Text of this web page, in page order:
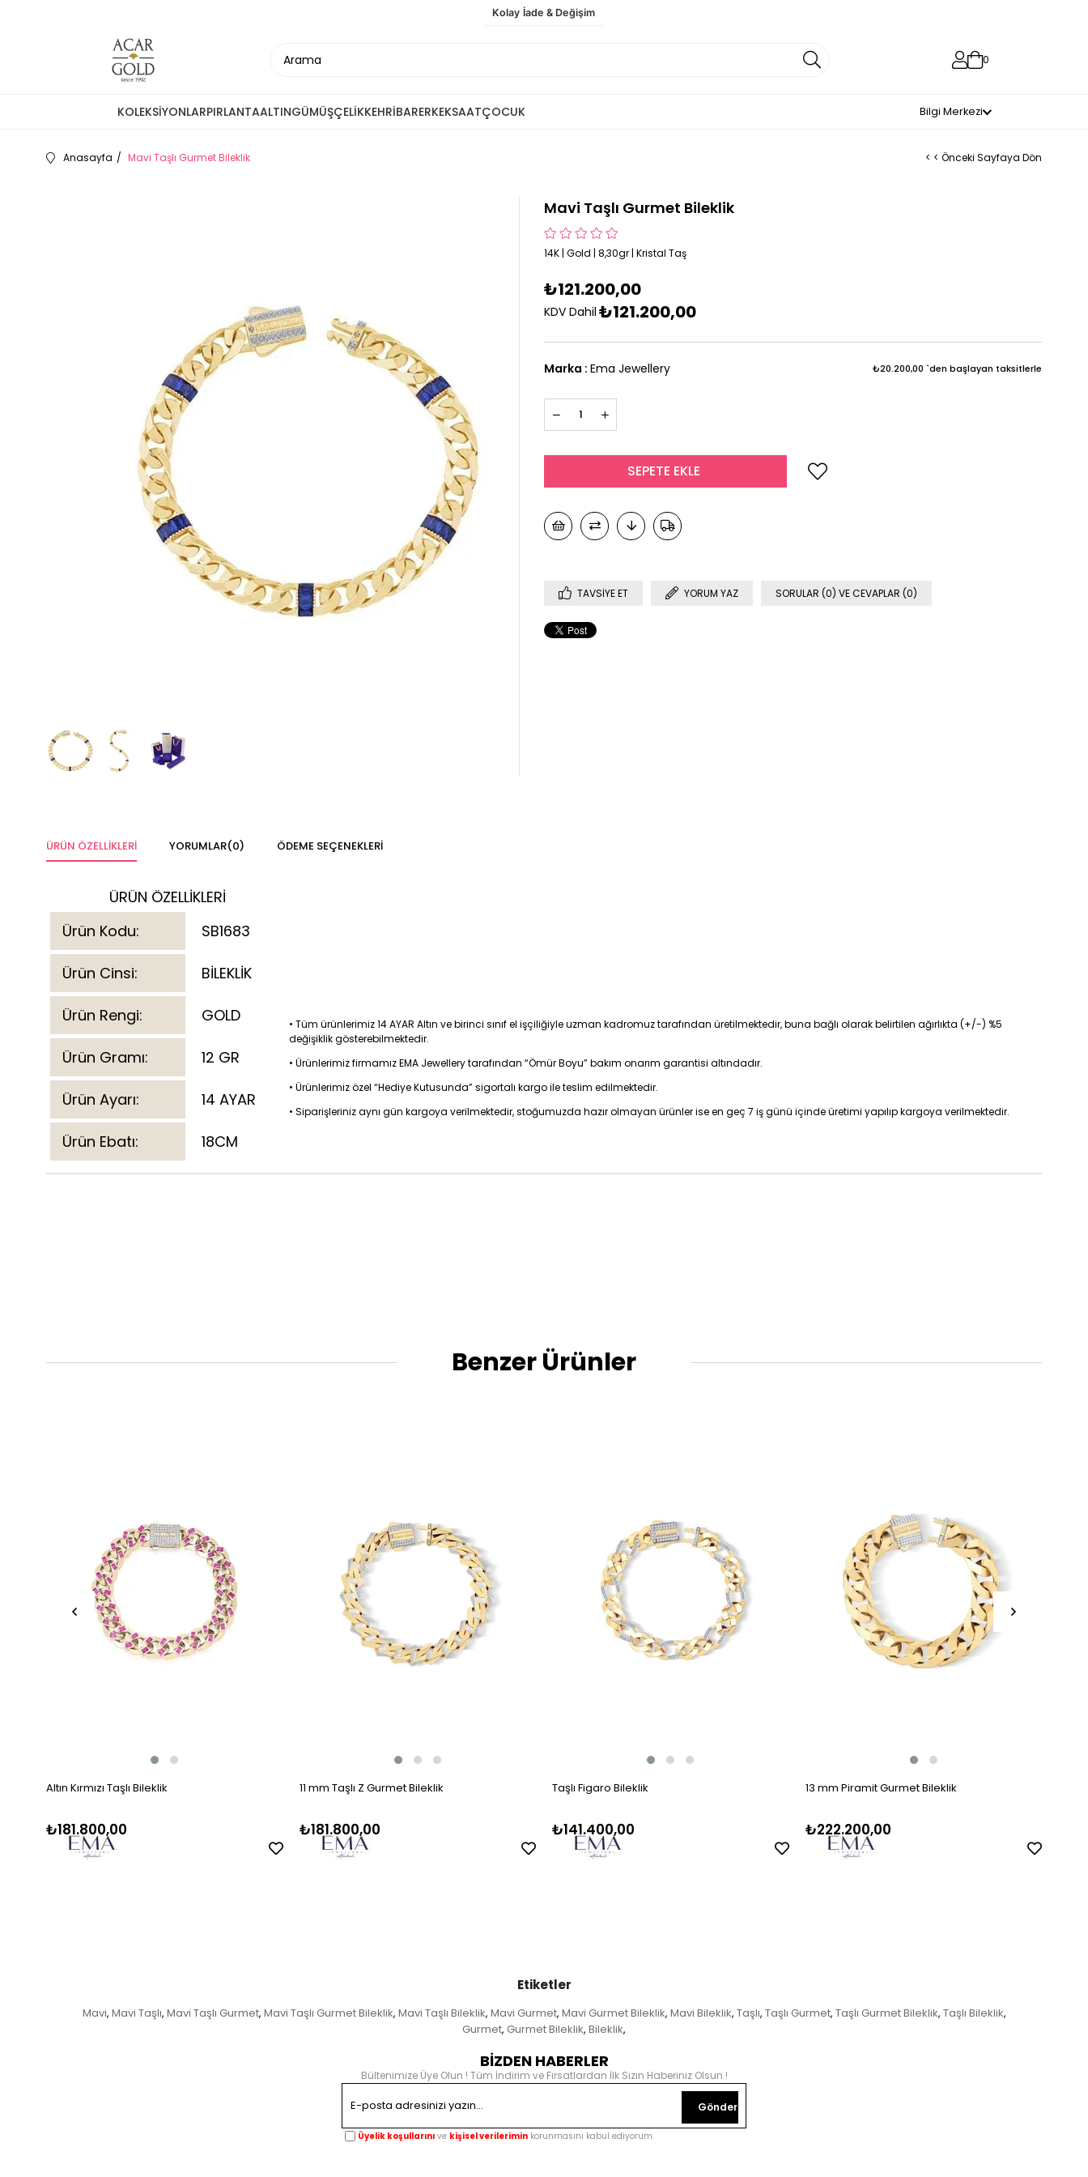
Kolay İade & Değişim
0
KOLEKSİYONLARPIRLANTAALTINGÜMÜŞÇELİKKEHRİBARERKEKSAATÇOCUK Bilgi Merkezi
Anasayfa Mavi Taşlı Gurmet Bileklik < < Önceki Sayfaya Dön
Mavi Taşlı Gurmet Bileklik
14K | Gold | 8,30gr | Kristal Taş
₺121.200,00
KDV Dahil ₺121.200,00
Marka : Ema Jewellery ₺20.200,00 `den başlayan taksitlerle
TAVSIYE ET YORUM YAZ SORULAR (0) VE CEVAPLAR (0)
ÜRÜN ÖZELLIKLERI YORUMLAR(0) ÖDEME SEÇENEKLERI
ÜRÜN ÖZELLİKLERİ
Ürün Kodu:
SB1683
Ürün Cinsi: BİLEKLİK
Ürün Rengi: GOLD
Ürün Gramı: 12 GR
Ürün Ayarı: 14 AYAR
Ürün Ebatı: 18CM
• Tüm ürünlerimiz 14 AYAR Altın ve birinci sınıf el işçiliğiyle uzman kadromuz tarafından üretilmektedir, buna bağlı olarak belirtilen ağırlıkta (+/-) %5
değişiklik gösterebilmektedir.
• Ürünlerimiz firmamız EMA Jewellery tarafından “Ömür Boyu” bakım onarım garantisi altındadır.
• Ürünlerimiz özel “Hediye Kutusunda” sigortalı kargo ile teslim edilmektedir.
• Siparişleriniz aynı gün kargoya verilmektedir, stoğumuzda hazır olmayan ürünler ise en geç 7 iş günü içinde üretimi yapılıp kargoya verilmektedir.
Benzer Ürünler
Altın Kırmızı Taşlı Bileklik
₺181.800,00
11 mm Taşlı Z Gurmet Bileklik
₺181.800,00
Taşlı Figaro Bileklik
₺141.400,00
13 mm Piramit Gurmet Bileklik
₺222.200,00
Etiketler
Mavi, Mavi Taşlı, Mavi Taşlı Gurmet, Mavi Taşlı Gurmet Bileklik, Mavi Taşlı Bileklik, Mavi Gurmet, Mavi Gurmet Bileklik, Mavi Bileklik, Taşlı, Taşlı Gurmet, Taşlı Gurmet Bileklik, Taşlı Bileklik,
Gurmet, Gurmet Bileklik, Bileklik,
BİZDEN HABERLER
Bültenimize Üye Olun ! Tüm İndirim ve Fırsatlardan İlk Sizin Haberiniz Olsun !
Gönder
Üyelik koşullarını ve kişisel verilerimin korunmasını kabul ediyorum.